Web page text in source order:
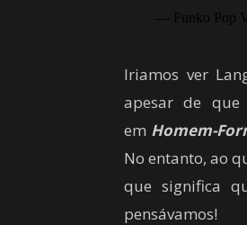
— Funko Pop
Iriamos ver
apesar de
em Homem-
No entanto, ao
que significa
pensávamos!